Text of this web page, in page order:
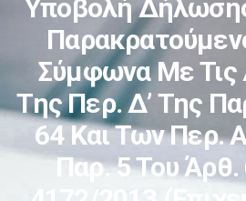
Υποβολή
Σύμφωνα Με Τις
Της Περ. Δ’ Της
64 Και Των Περ.
Παρ. 5 Του Άρθ.